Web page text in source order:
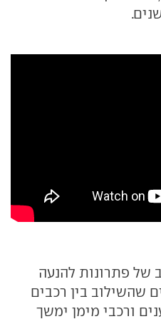
של פתרונות להנעה
שהשילוב בין רכבים
ורכבי מימן ימשך